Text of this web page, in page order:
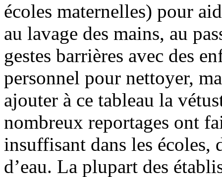
écoles maternelles) pour
au lavage des mains, au
gestes barrières avec des
personnel pour nettoyer,
ajouter à ce tableau la
nombreux reportages ont
insuffisant dans les écoles,
d’eau. La plupart des